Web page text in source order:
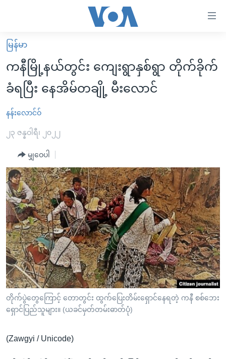
လွယ်ကူ
စေ
သည့်
Link
များ
ပင်မ
ကျော်
ကြည့်
ရန်
ပင်မ
အ
ညွန်း
စာမျက်နှာ
သို့
ကျော်
ကြည့်
ရန်
ရန်
မူလစာမျက်နှာ
မြန်မာ
ကမ္ဘာ့သတင်းများ
နိုင်ငံတကာ
အမေရိကန်
အစ္စရေး-ပါလက်စတိုင်း
ဗွီဒီယို
သတင်းလွတ်လပ်ခွင့်
အင်္ဂလိပ်စာလေ့လာမယ်
အမေရိကန်သုံးအီဒီယံ
မကြေးမုံရဲ့ အင်္ဂလိပ်စာ
ရုပ်ရှင်ထဲက အင်္ဂလိပ်စာ
သုတပဒေသာ အင်္ဂလိပ်စာ
အပတ်စဉ်ကဏ္ဍများ
ရေဒီယို
တီဗွီ
ရေဒီယိုနှင့်ရုပ်သံ အချက်အလက်များ
ရေဒီယို/တီဗွီအစီအစဉ်
Learning English
ဗွီအိုအေ လူမှုကွန်ယက်များ
မြန်မာ
ကနီမြို့နယ်တွင်း ကျေးရွာနှစ်ရွာ တိုက်ခိုက်
ခံရပြီး နေအိမ်တချို့ မီးလောင်
နန်းလောင်ဝ်
၂၃ ဇန္နဝါရီ၊ ၂၀၂၂
မျှဝေပါ
တိုက်ပွဲတွေကြောင့် တောတွင်း ထွက်ပြေးတိမ်းရှောင်နေရတဲ့ ကနီ စစ်ဘေး
ရှောင်ပြည်သူများ။ (ယခင်မှတ်တမ်းဓာတ်ပုံ)
(Zawgyi / Unicode)